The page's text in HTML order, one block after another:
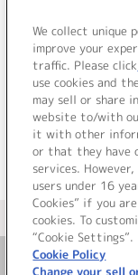
初回生産分限定封
デミー！カード）
＜ BACK
＜
We collect unique
improve your
traffic. Please click
use cookies and
may sell or share
website to/with
it with other
or that they have
services.
users under 16
Cookies” if you
cookies. To
“Cookie Settings”.
Cookie Policy
Change your sell